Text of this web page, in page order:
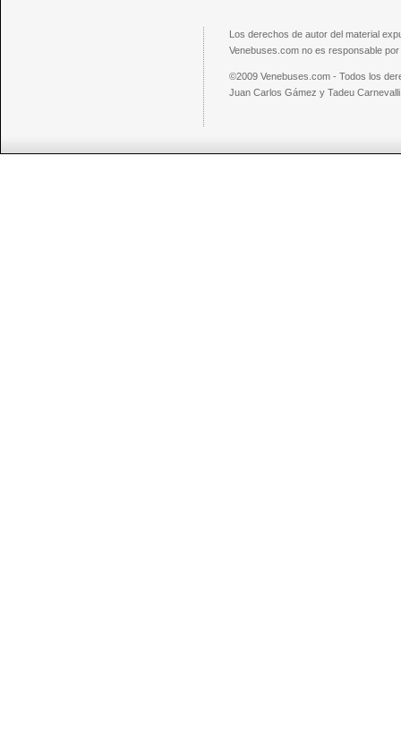
Los derechos de autor del material
Venebuses.com no es responsable
©2009 Venebuses.com - Todos los
Juan Carlos Gámez y Tadeu Carnevalli